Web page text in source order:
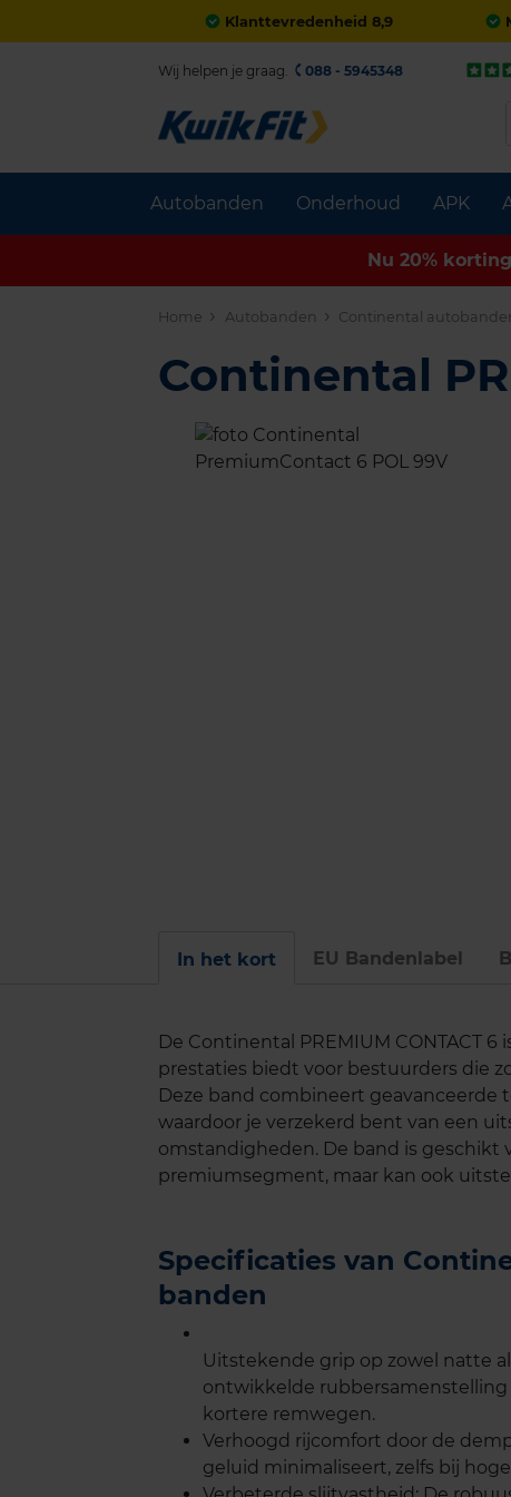
Klanttevredenheid 8,9
Autobanden Onderhoud APK
Wij helpen je graag. 088 - 5945348
Nu 20%
Home Autobanden Continental
Continental
In het kort EU Bandenlabel
De Continental PREMIUM CONTACT
prestaties biedt voor bestuurders die
Deze band combineert
waardoor je verzekerd bent van een
omstandigheden. De band is geschikt
premiumsegment, maar kan ook
Specificaties van
banden
Uitstekende grip op zowel natte
ontwikkelde
kortere remwegen.
Verhoogd rijcomfort door de
geluid minimaliseert, zelfs bij